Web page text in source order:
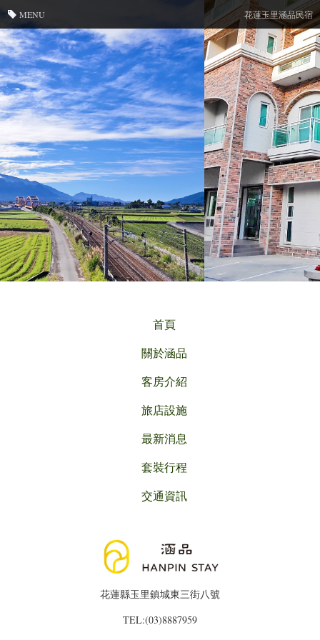
首頁
關於涵品
客房介紹
旅店設施
最新消息
套裝行程
交通資訊
花蓮縣玉里鎮城東三街八號
TEL:(03)8887959
MENU 花蓮玉里涵品民宿